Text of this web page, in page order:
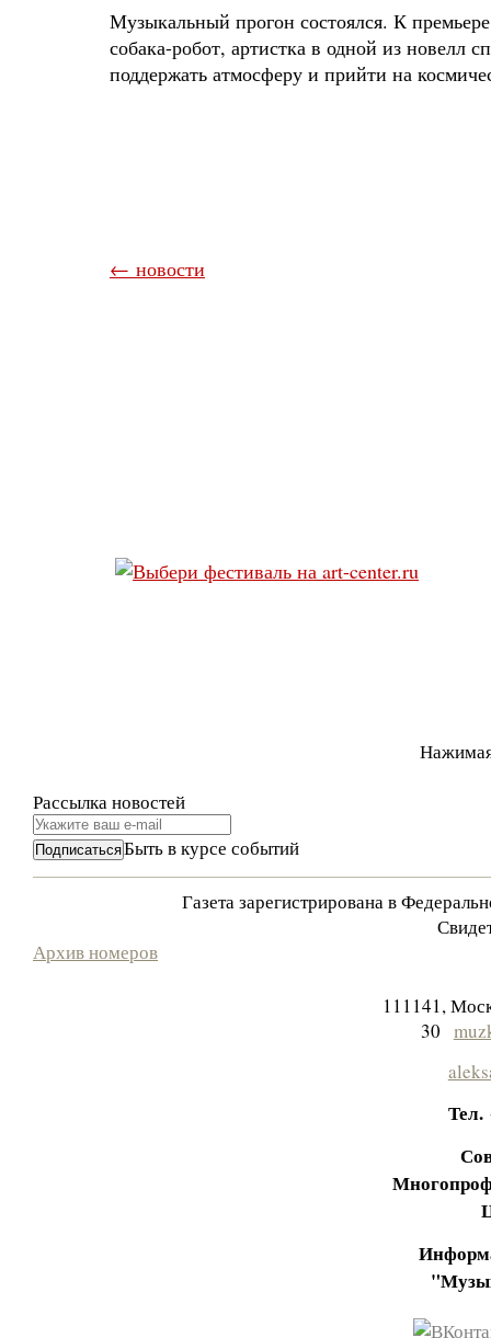
Музыкальный прогон состоялся. К
собака-робот, артистка в одной из новелл
поддержать атмосферу и прийти на
← новости
Рассылка новостей
Быть в курсе событий
Газета зарегистрирована в
Архив номеров
111141,
30
Тел.